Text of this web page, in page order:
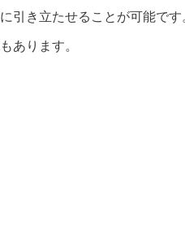
引き立たせることが可能です
あります。